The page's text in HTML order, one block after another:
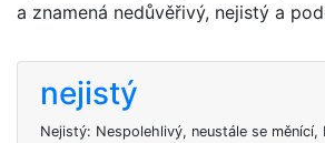
a znamená nedůvěřivý, nejistý a
nejistý
Nejistý: Nespolehlivý, neustále se